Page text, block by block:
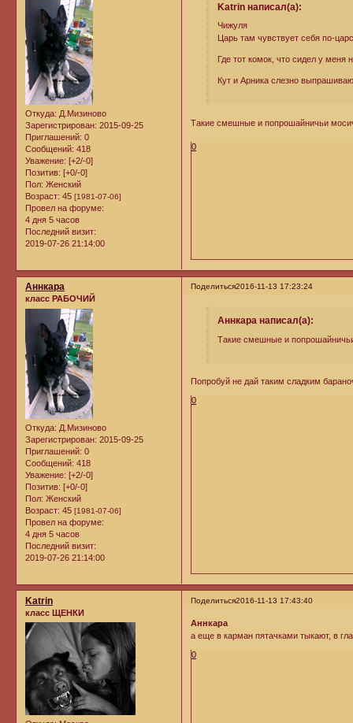
Откуда: Д.Мизиново
Зарегистрирован: 2015-09-25
Приглашений: 0
Сообщений: 418
Уважение: [+2/-0]
Позитив: [+0/-0]
Пол: Женский
Возраст: 45 [1981-07-06]
Провел на форуме:
4 дня 5 часов
Последний визит:
2019-07-26 21:14:00
Katrin написал(а):
Чижуля
Царь там чувствует себя по-
Где тот комок, что сидел у меня
Кут и Арника слезно
Такие смешные и попрошайничьи
0
Поделиться2016-11-13 17:23:24
Аннкара
класс РАБОЧИЙ
Откуда: Д.Мизиново
Зарегистрирован: 2015-09-25
Приглашений: 0
Сообщений: 418
Уважение: [+2/-0]
Позитив: [+0/-0]
Пол: Женский
Возраст: 45 [1981-07-06]
Провел на форуме:
4 дня 5 часов
Последний визит:
2019-07-26 21:14:00
Аннкара написал(а):
Такие смешные и
Попробуй не дай таким сладким
0
Поделиться2016-11-13 17:43:40
Katrin
класс ЩЕНКИ
Аннкара
а еще в карман пятачками тыкают, в
0